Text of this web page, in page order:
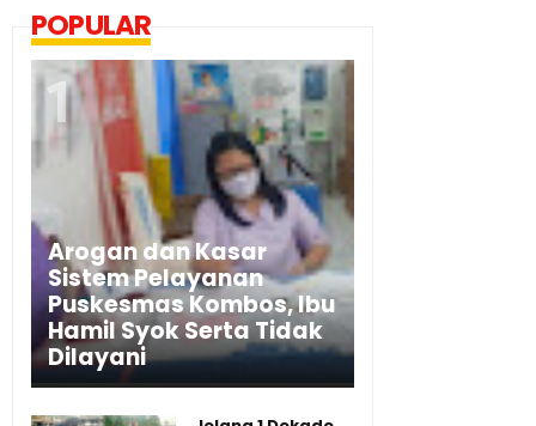
POPULAR
Arogan dan Kasar
Sistem Pelayanan
Puskesmas Kombos, Ibu
Hamil Syok Serta Tidak
Dilayani